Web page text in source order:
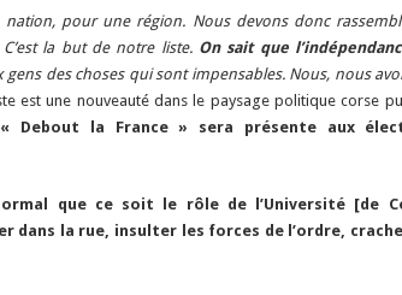
pour une région. Nous devons donc
la but de notre liste.On sait que
des choses qui sont impensables. Nous, nous
est une nouveauté dans le paysage politique corse
Debout la France » sera présente aux
que ce soit le rôle de l’Université [de
dans la rue, insulter les forces de l’ordre,